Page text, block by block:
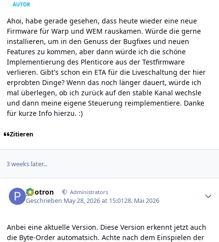
AUTOR
Ahoi, habe gerade gesehen, dass heute wieder eine neue
Firmware für Warp und WEM rauskamen. Würde die gerne
installieren, um in den Genuss der Bugfixes und neuen
Features zu kommen, aber dann würde ich die schöne
Implementierung des Plenticore aus der Testfirmware
verlieren. Gibt's schon ein ETA für die Liveschaltung der hier
erprobten Dinge? Wenn das noch länger dauert, würde ich
mal überlegen, ob ich zurück auf den stable Kanal wechsle
und dann meine eigene Steuerung reimplementiere. Danke
für kurze Info hierzu. :)
Zitieren
3 weeks later...
photron Administrators
Geschrieben May 28, 2026 at 15:0128. Mai 2026
Anbei eine aktuelle Version. Diese Version erkennt jetzt auch
die Byte-Order automatsich. Achte nach dem Einspielen der